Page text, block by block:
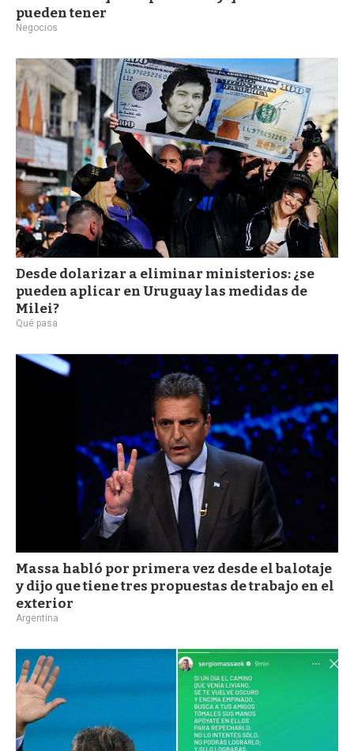
pueden tener
Negocios
Desde dolarizar a eliminar ministerios: ¿se
pueden aplicar en Uruguay las medidas de
Milei?
Qué pasa
Massa habló por primera vez desde el balotaje
y dijo que tiene tres propuestas de trabajo en el
exterior
Argentina